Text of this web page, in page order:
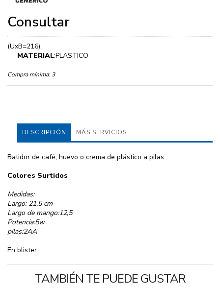
Consultar
(UxB=216)
MATERIAL:PLASTICO
Compra mínima: 3
DESCRIPCIÓN MÁS SERVICIOS
Batidor de café, huevo o crema de plástico a pilas.
Colores Surtidos
Medidas:
Largo: 21,5 cm
Largo de mango:12,5
Potencia:5w
pilas:2AA
En blister.
TAMBIÉN TE PUEDE GUSTAR